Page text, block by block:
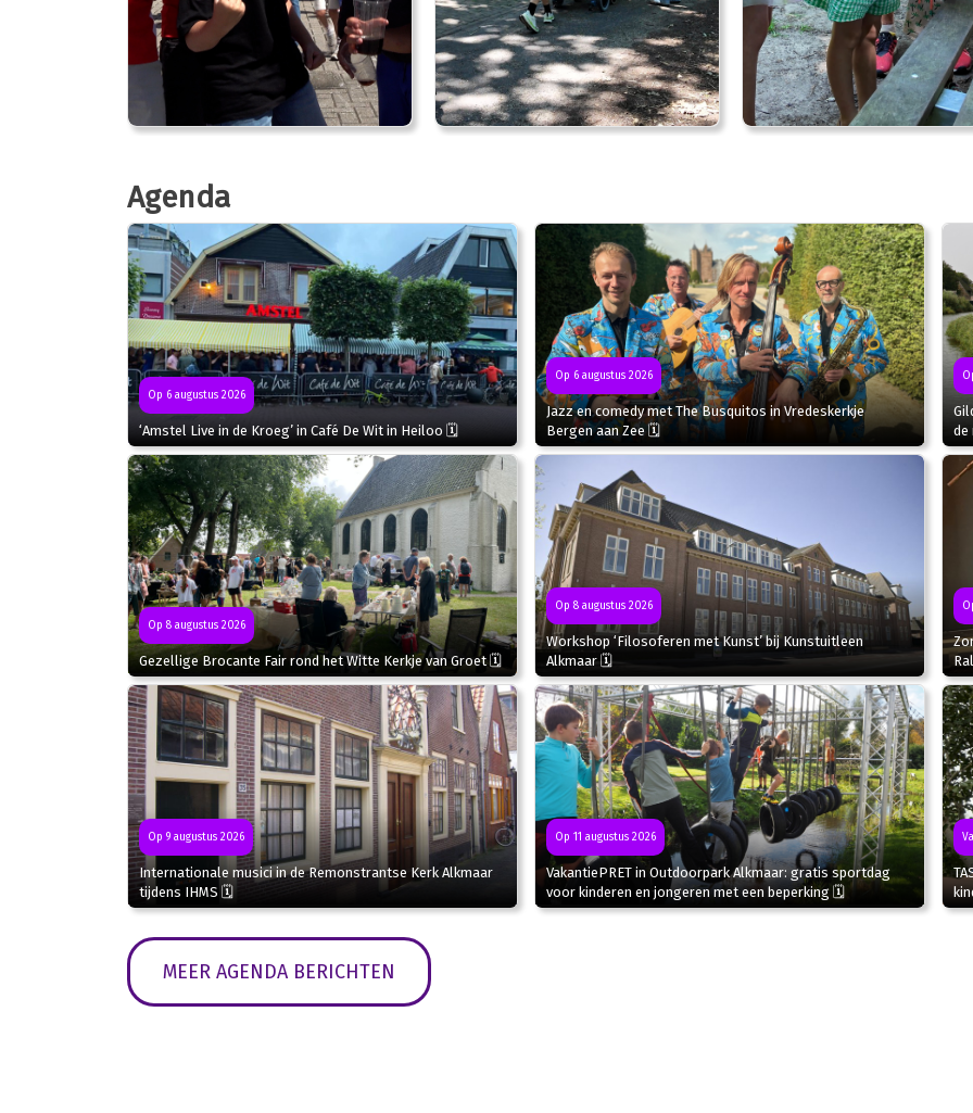
Agenda
Op 6 augustus 2026
‘Amstel Live in de Kroeg’ in Café De Wit in Heiloo 🗓
Op 6 augustus 2026
Jazz en comedy met The Busquitos in Vredeskerkje
Bergen aan Zee 🗓
de
Op 8 augustus 2026
Gezellige Brocante Fair rond het Witte Kerkje van Groet 🗓
Op 8 augustus 2026
Workshop ‘Filosoferen met Kunst’ bij Kunstuitleen
Alkmaar 🗓
Op 9 augustus 2026
Internationale musici in de Remonstrantse Kerk Alkmaar
tijdens IHMS 🗓
Op 11 augustus 2026
VakantiePRET in Outdoorpark Alkmaar: gratis sportdag
voor kinderen en jongeren met een beperking 🗓
MEER AGENDA BERICHTEN